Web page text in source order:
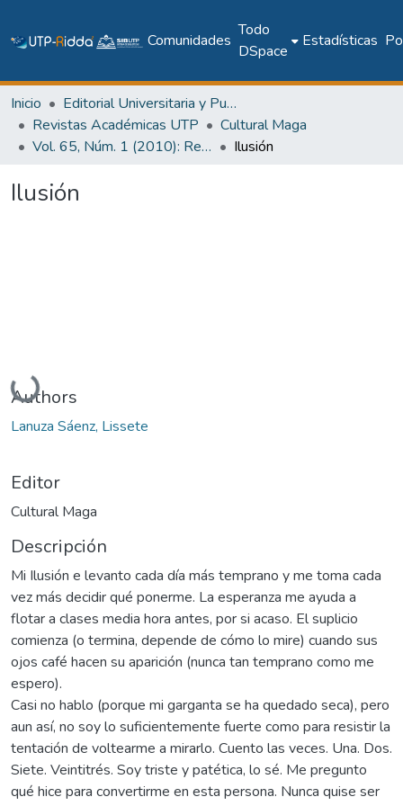
Comunidades
Todo
DSpace
Estadísticas
Inicio
Editorial Universitaria y Publicaciones Seriadas
Revistas Académicas UTP
Cultural Maga
Vol. 65, Núm. 1 (2010): Revista Maga
Ilusión
Ilusión
Cargando...
Authors
Lanuza Sáenz, Lissete
Editor
Cultural Maga
Descripción
Mi Ilusión e levanto cada día más temprano y me toma cada
vez más decidir qué ponerme. La esperanza me ayuda a
flotar a clases media hora antes, por si acaso. El suplicio
comienza (o termina, depende de cómo lo mire) cuando sus
ojos café hacen su aparición (nunca tan temprano como me
espero).
Casi no hablo (porque mi garganta se ha quedado seca), pero
aun así, no soy lo suficientemente fuerte como para resistir la
tentación de voltearme a mirarlo. Cuento las veces. Una. Dos.
Siete. Veintitrés. Soy triste y patética, lo sé. Me pregunto
qué hice para convertirme en esta persona. Nunca quise ser